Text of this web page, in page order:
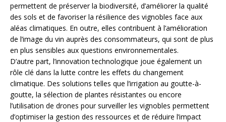
permettent de préserver la biodiversité, d’améliorer la qualité
des sols et de favoriser la résilience des vignobles face aux
aléas climatiques. En outre, elles contribuent à l’amélioration
de l’image du vin auprès des consommateurs, qui sont de plus
en plus sensibles aux questions environnementales.
D’autre part, l’innovation technologique joue également un
rôle clé dans la lutte contre les effets du changement
climatique. Des solutions telles que l’irrigation au goutte-à-
goutte, la sélection de plantes résistantes ou encore
l’utilisation de drones pour surveiller les vignobles permettent
d’optimiser la gestion des ressources et de réduire l’impact